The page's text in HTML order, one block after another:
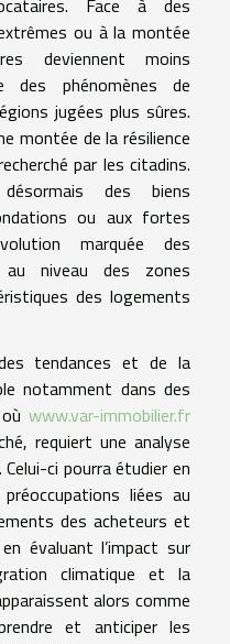
Face à des
ou à la montée
deviennent moins
des phénomènes de
jugées plus sûres.
montée de la résilience
par les citadins.
des biens
ou aux fortes
marquée des
niveau des zones
des logements
tendances et de la
notamment dans des
www.var-immobilier.fr
requiert une analyse
ci pourra étudier en
liées au
des acheteurs et
évaluant l’impact sur
climatique et la
alors comme
et anticiper les